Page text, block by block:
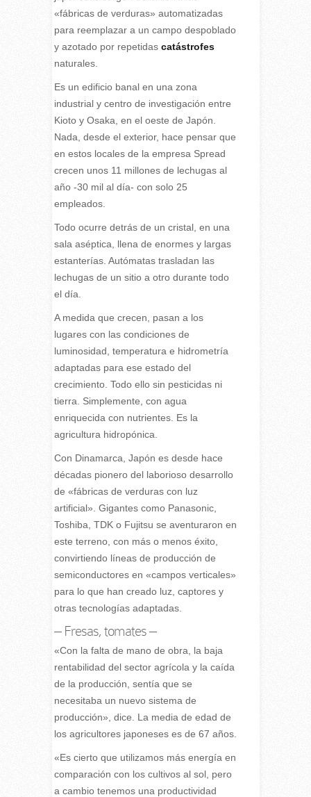
«fábricas de verduras» automatizadas
para reemplazar a un campo despoblado
y azotado por repetidas catástrofes
naturales.
Es un edificio banal en una zona
industrial y centro de investigación entre
Kioto y Osaka, en el oeste de Japón.
Nada, desde el exterior, hace pensar que
en estos locales de la empresa Spread
crecen unos 11 millones de lechugas al
año -30 mil al día- con solo 25
empleados.
Todo ocurre detrás de un cristal, en una
sala aséptica, llena de enormes y largas
estanterías. Autómatas trasladan las
lechugas de un sitio a otro durante todo
el día.
A medida que crecen, pasan a los
lugares con las condiciones de
luminosidad, temperatura e hidrometría
adaptadas para ese estado del
crecimiento. Todo ello sin pesticidas ni
tierra. Simplemente, con agua
enriquecida con nutrientes. Es la
agricultura hidropónica.
Con Dinamarca, Japón es desde hace
décadas pionero del laborioso desarrollo
de «fábricas de verduras con luz
artificial». Gigantes como Panasonic,
Toshiba, TDK o Fujitsu se aventuraron en
este terreno, con más o menos éxito,
convirtiendo líneas de producción de
semiconductores en «campos verticales»
para lo que han creado luz, captores y
otras tecnologías adaptadas.
– Fresas, tomates –
«Con la falta de mano de obra, la baja
rentabilidad del sector agrícola y la caída
de la producción, sentía que se
necesitaba un nuevo sistema de
producción», dice. La media de edad de
los agricultores japoneses es de 67 años.
«Es cierto que utilizamos más energía en
comparación con los cultivos al sol, pero
a cambio tenemos una productividad